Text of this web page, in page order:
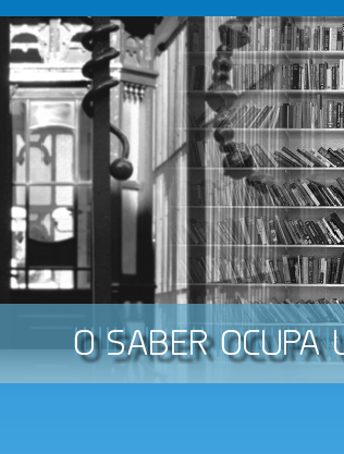
Passar
para o
conteúdo
principal